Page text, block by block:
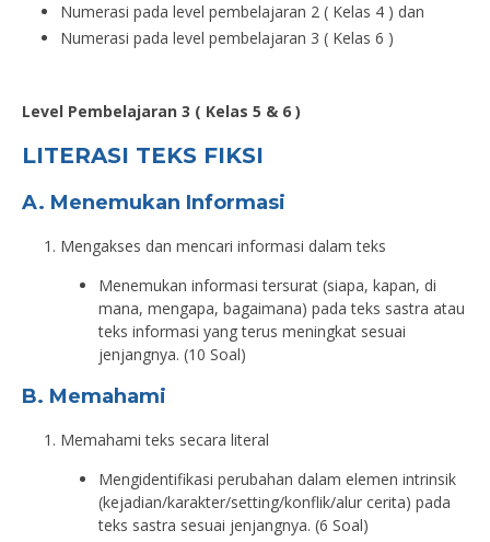
Numerasi pada level pembelajaran 2 ( Kelas 4 ) dan
Numerasi pada level pembelajaran 3 ( Kelas 6 )
Level Pembelajaran 3 ( Kelas 5 & 6 )
LITERASI TEKS FIKSI
A. Menemukan Informasi
Mengakses dan mencari informasi dalam teks
Menemukan informasi tersurat (siapa, kapan, di
mana, mengapa, bagaimana) pada teks sastra atau
teks informasi yang terus meningkat sesuai
jenjangnya. (10 Soal)
B. Memahami
Memahami teks secara literal
Mengidentifikasi perubahan dalam elemen intrinsik
(kejadian/karakter/setting/konflik/alur cerita) pada
teks sastra sesuai jenjangnya. (6 Soal)